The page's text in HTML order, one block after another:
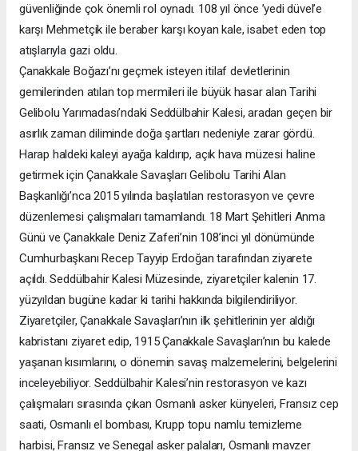
güvenliğinde çok önemli rol oynadı. 108 yıl önce ’yedi düvel’e
karşı Mehmetçik ile beraber karşı koyan kale, isabet eden top
atışlarıyla gazi oldu.
Çanakkale Boğazı’nı geçmek isteyen itilaf devletlerinin
gemilerinden atılan top mermileri ile büyük hasar alan Tarihi
Gelibolu Yarımadası’ndaki Seddülbahir Kalesi, aradan geçen bir
asırlık zaman diliminde doğa şartları nedeniyle zarar gördü.
Harap haldeki kaleyi ayağa kaldırıp, açık hava müzesi haline
getirmek için Çanakkale Savaşları Gelibolu Tarihi Alan
Başkanlığı’nca 2015 yılında başlatılan restorasyon ve çevre
düzenlemesi çalışmaları tamamlandı. 18 Mart Şehitleri Anma
Günü ve Çanakkale Deniz Zaferi’nin 108’inci yıl dönümünde
Cumhurbaşkanı Recep Tayyip Erdoğan tarafından ziyarete
açıldı. Seddülbahir Kalesi Müzesinde, ziyaretçiler kalenin 17.
yüzyıldan bugüne kadar ki tarihi hakkında bilgilendiriliyor.
Ziyaretçiler, Çanakkale Savaşları’nın ilk şehitlerinin yer aldığı
kabristanı ziyaret edip, 1915 Çanakkale Savaşları’nın bu kalede
yaşanan kısımlarını, o dönemin savaş malzemelerini, belgelerini
inceleyebiliyor. Seddülbahir Kalesi’nin restorasyon ve kazı
çalışmaları sırasında çıkan Osmanlı asker künyeleri, Fransız cep
saati, Osmanlı el bombası, Krupp topu namlu temizleme
harbisi, Fransız ve Senegal asker palaları, Osmanlı mavzer